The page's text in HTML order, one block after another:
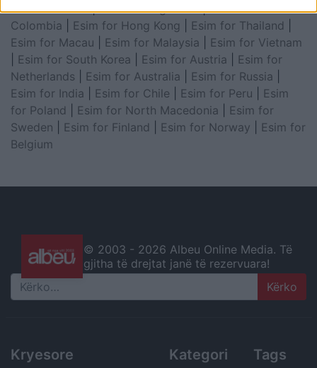
Esim for Brazil|Esim for Argentina|Esim for
Colombia
Esim for Hong Kong Esim for Thailand
Esim for Macau
Esim for Malaysia
Esim for Vietnam
Esim for South Korea Esim for Austria
Esim for
Netherlands
Esim for Australia Esim for Russia
Esim for India
Esim for Chile Esim for Peru
Esim
for Poland
Esim for North Macedonia
Esim for
Sweden
Esim for Finland Esim for Norway
Esim for
Belgium
© 2003 - 2026 Albeu Online Media. Të
gjitha të drejtat janë të rezervuara!
Search
Kryesore Kategori Tags